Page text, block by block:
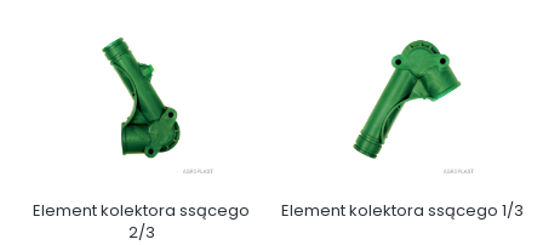
Element kolektora ssącego
2/3
Element kolektora ssącego 1/3